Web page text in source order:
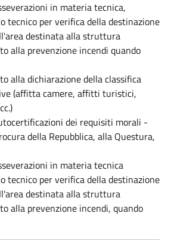
in materia tecnica,
tecnico per verifica della destinazione
destinata alla struttura
alla prevenzione incendi quando
dichiarazione della classifica
(affitta camere, affitti turistici,
dei requisiti morali -
della Repubblica, alla Questura,
in materia tecnica
tecnico per verifica della destinazione
destinata alla struttura
prevenzione incendi, quando